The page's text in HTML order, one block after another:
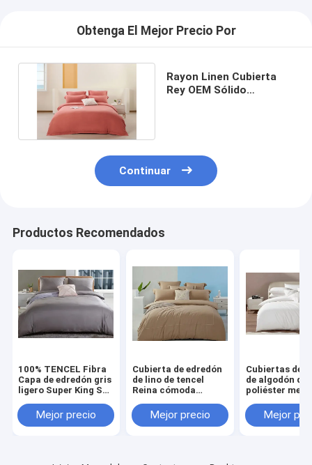
Conjunto de sábanas
Sistema del consolador
sistema de la cubierta del edredón
Cubierta de cama
Camas para niños
Conjunto de colchas
Obtenga El Mejor Precio Por
Rayon Linen Cubierta
Rey OEM Sólido
Continuar
Productos Recomendados
100% TENCEL Fibra
Capa de edredón gris
ligero Super King Set
Mejor precio
Cubierta de edredón
de lino de tencel
Reina cómoda
marrón claro
Mejor precio
Cubiertas de
de algodón de
poliéster
edredón de
queen
Mejor